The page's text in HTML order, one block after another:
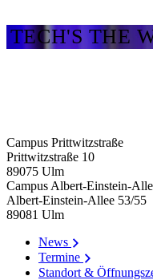
TECH'S THE
Campus Prittwitzstraße
Prittwitzstraße 10
89075 Ulm
Campus Albert-Einstein-
Albert-Einstein-Allee 53/​55
89081 Ulm
News
Termine
Standort &